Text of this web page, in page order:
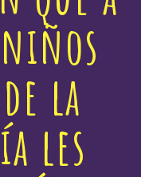
la
les